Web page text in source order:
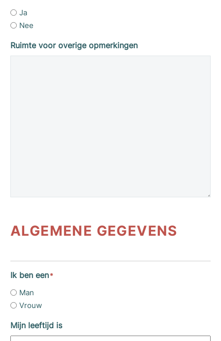
Ja
Nee
Ruimte voor overige opmerkingen
ALGEMENE GEGEVENS
Ik ben een*
Man
Vrouw
Mijn leeftijd is